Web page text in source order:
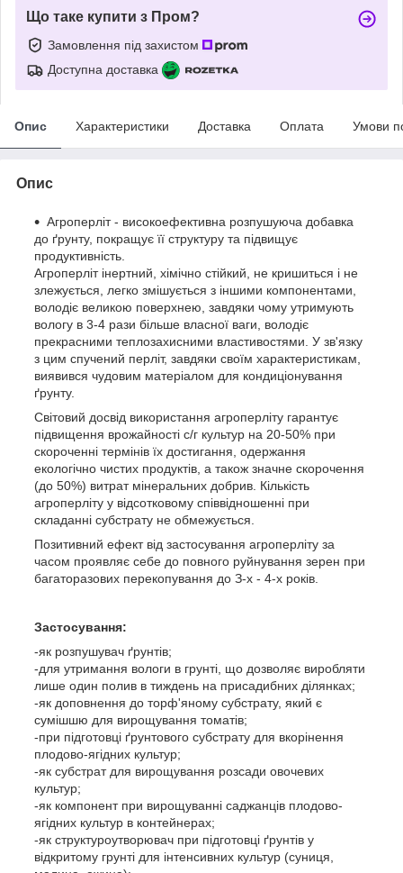
Що таке купити з Пром?
Замовлення під захистом
Доступна доставка
Опис Характеристики Доставка Оплата Умови
Опис
Агроперліт - високоефективна розпушуюча добавка
до ґрунту, покращує її структуру та підвищує
продуктивність.
Агроперліт інертний, хімічно стійкий, не кришиться і не
злежується, легко змішується з іншими компонентами,
володіє великою поверхнею, завдяки чому утримують
вологу в 3-4 рази більше власної ваги, володіє
прекрасними теплозахисними властивостями. У зв'язку
з цим спучений перліт, завдяки своїм характеристикам,
виявився чудовим матеріалом для кондиціонування
ґрунту.
Світовий досвід використання агроперліту гарантує
підвищення врожайності с/г культур на 20-50% при
скороченні термінів їх достигання, одержання
екологічно чистих продуктів, а також значне скорочення
(до 50%) витрат мінеральних добрив. Кількість
агроперліту у відсотковому співвідношенні при
складанні субстрату не обмежується.
Позитивний ефект від застосування агроперліту за
часом проявляє себе до повного руйнування зерен при
багаторазових перекопування до З-х - 4-х років.
Застосування:
-як розпушувач ґрунтів;
-для утримання вологи в грунті, що дозволяє виробляти
лише один полив в тиждень на присадибних ділянках;
-як доповнення до торф'яному субстрату, який є
сумішшю для вирощування томатів;
-при підготовці ґрунтового субстрату для вкорінення
плодово-ягідних культур;
-як субстрат для вирощування розсади овочевих
культур;
-як компонент при вирощуванні саджанців плодово-
ягідних культур в контейнерах;
-як структуроутворювач при підготовці ґрунтів у
відкритому грунті для інтенсивних культур (суниця,